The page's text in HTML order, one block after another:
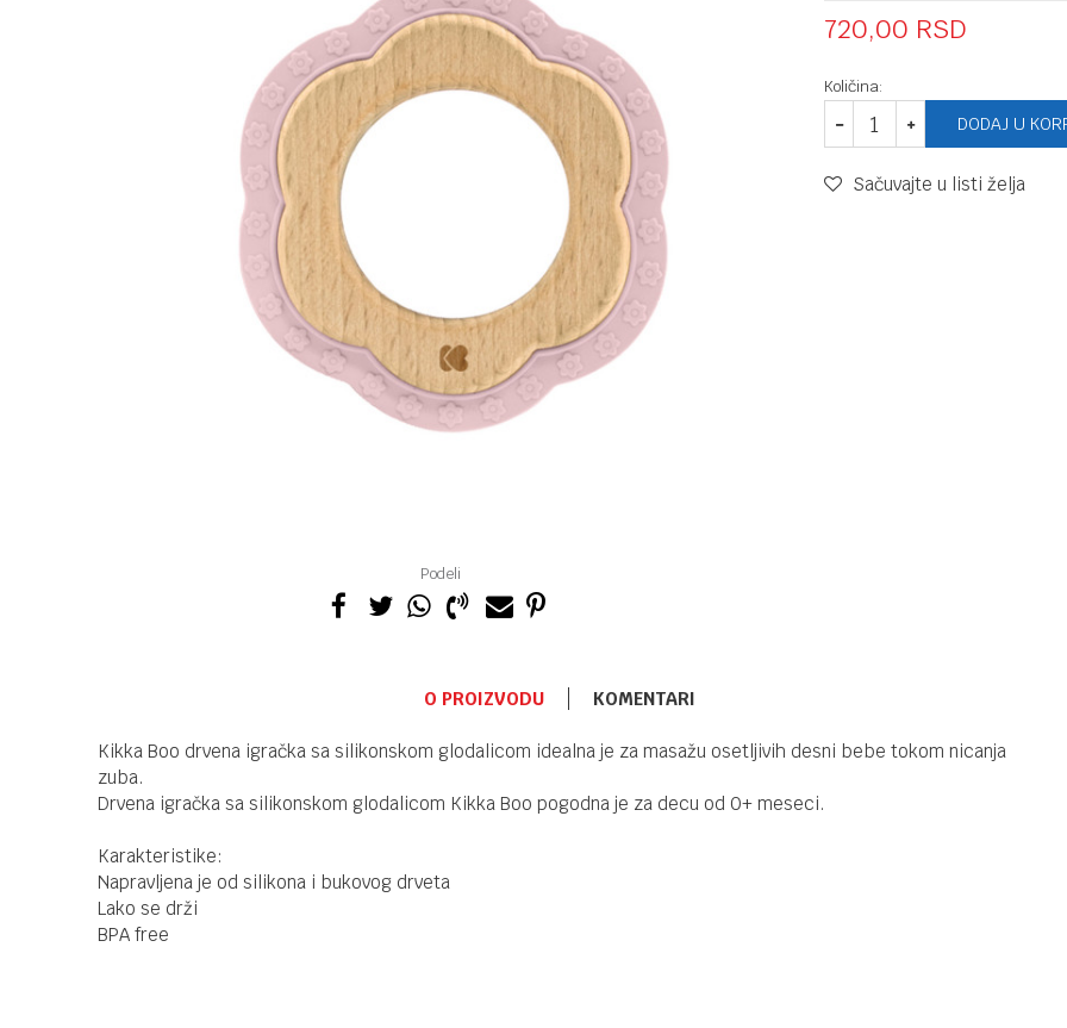
Podeli
720,00 RSD
Količina:
DODAJ U
Sačuvajte u listi želja
O PROIZVODU KOMENTARI
Kikka Boo drvena igračka sa silikonskom glodalicom idealna je za masažu osetljivih desni bebe tokom nicanja
zuba.
Drvena igračka sa silikonskom glodalicom Kikka Boo pogodna je za decu od 0+ meseci.
Karakteristike:
Napravljena je od silikona i bukovog drveta
Lako se drži
BPA free
GLODALICE
igračka sa
720,00